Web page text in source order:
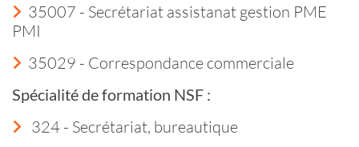
35007 - Secrétariat assistanat gestion PME
PMI
35029 - Correspondance commerciale
Spécialité de formation NSF :
324 - Secrétariat, bureautique